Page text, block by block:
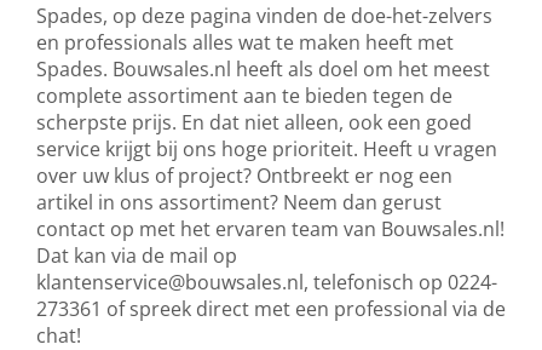
Spades, op deze pagina vinden de doe-het-zelvers
en professionals alles wat te maken heeft met
Spades. Bouwsales.nl heeft als doel om het meest
complete assortiment aan te bieden tegen de
scherpste prijs. En dat niet alleen, ook een goed
service krijgt bij ons hoge prioriteit. Heeft u vragen
over uw klus of project? Ontbreekt er nog een
artikel in ons assortiment? Neem dan gerust
contact op met het ervaren team van Bouwsales.nl!
Dat kan via de mail op
klantenservice@bouwsales.nl, telefonisch op 0224-
273361 of spreek direct met een professional via de
chat!